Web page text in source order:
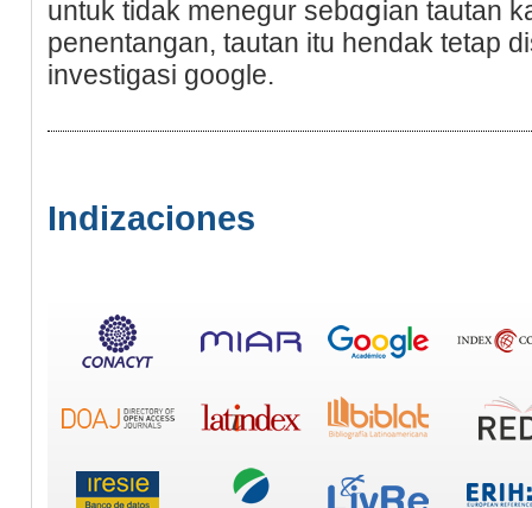
untuk tidak menegur sebɑցian tautan
penentangan, tautan itu hendak tetap
investigasi google.
Indizaciones